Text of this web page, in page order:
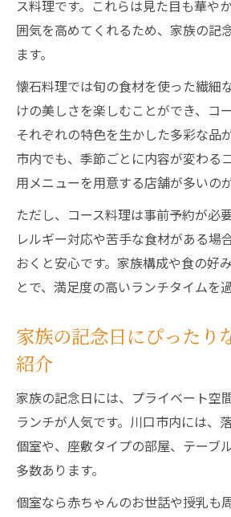
ス料理です。これらは見た目も華や
囲気を高めてくれるため、家族の記
ます。
懐石料理では旬の食材を使った繊細
けの美しさを楽しむことができ、コ
それぞれの特色を生かした多彩な品
市内でも、季節ごとに内容が変わる
用メニューを用意する店舗が多いの
ただし、コース料理は事前予約が必
レルギー対応や苦手な食材がある場
おくと安心です。家族構成や食の好
とで、満足度の高いランチタイムを
家族の記念日にぴったり
紹介
家族の記念日には、プライベート空
ランチが人気です。川口市内には、
個室や、座敷タイプの部屋、テーブ
多数あります。
個室なら赤ちゃんのお世話や授乳も